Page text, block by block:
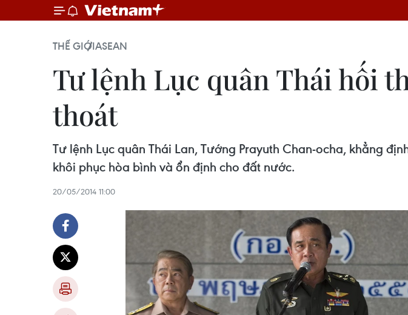
THẾ GIỚIASEAN
Tư lệnh Lục quân Thái hối
thoát
Tư lệnh Lục quân Thái Lan, Tướng Prayuth Chan-ocha, khẳng
khôi phục hòa bình và ổn định cho đất nước.
20/05/2014 11:00